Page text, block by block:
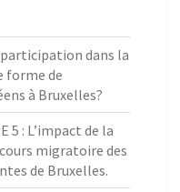
dans la
forme de
à Bruxelles?
5 : L’impact de la
migratoire des
de Bruxelles.